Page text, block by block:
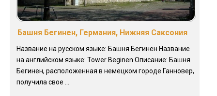
Башня Бегинен, Германия, Нижняя Саксония
Название на русском языке: Башня Бегинен Название
на английском языке: Tower Beginen Описание: Башня
Бегинен, расположенная в немецком городе Ганновер,
получила свое ...